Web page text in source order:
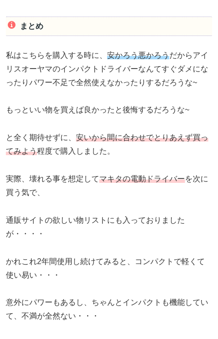
まとめ
私はこちらを購入する時に、 安かろう悪かろうだからアイ
リスオーヤマのインパクトドライバーなんてすぐダメにな
ったりパワー不足で全然使えなかったりするだろうな~
もっといい物を買えば良かったと後悔するだろうな~
と全く期待せずに、 安いから間に合わせでとりあえず買っ
てみよう程度で購入しました。
実際、壊れる事を想定してマキタの電動ドライバーを次に
買う気で、
通販サイトの欲しい物リストにも入っておりました
が・・・・
かれこれ2年間使用し続けてみると、コンパクトで軽くて
使い易い・・・
意外にパワーもあるし、ちゃんとインパクトも機能してい
て、不満が全然ない・・・